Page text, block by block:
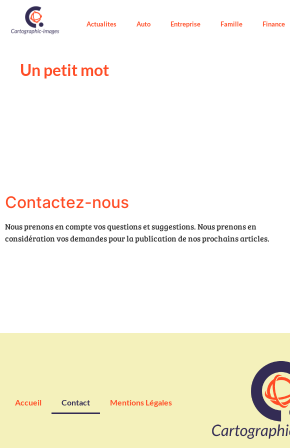
Actualites Auto Entreprise Famille Finance
Un petit mot
Contactez-nous
Nous prenons en compte vos questions et suggestions. Nous prenons en
considération vos demandes pour la publication de nos prochains articles.
Accueil Contact Mentions Légales